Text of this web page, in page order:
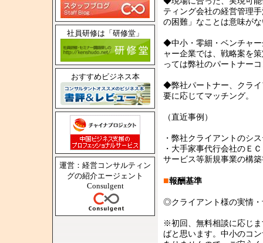
社員研修は「研修堂」
おすすめビジネス本
運営：経営コンサルティン
グの紹介エージェント
Consulgent
ティング会社の経営管理
の困難」なことは意味が
◆中小・零細・ベンチャー
ャー企業では、戦略案を
っては弊社のパートナー
◆弊社パートナー、クライ
要に応じてマッチング。
（直近事例）
・弊社クライアントのシ
・大手家事代行会社のＥ
サービス等新規事業の構
■報酬基準
◎クライアント様の実情
※初回、無料相談に応じ
ばと思います。中小のコ